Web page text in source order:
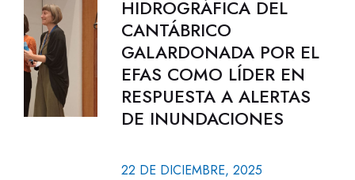
HIDROGRÁFICA DEL
CANTÁBRICO
GALARDONADA POR EL
EFAS COMO LÍDER EN
RESPUESTA A ALERTAS
DE INUNDACIONES
22 DE DICIEMBRE, 2025